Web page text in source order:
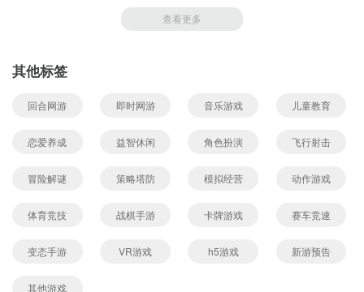
查看更多
其他标签
回合网游 即时网游 音乐游戏 儿童教育
恋爱养成 益智休闲 角色扮演 飞行射击
冒险解谜 策略塔防 模拟经营 动作游戏
体育竞技 战棋手游 卡牌游戏 赛车竞速
变态手游 VR游戏 h5游戏 新游预告
其他游戏